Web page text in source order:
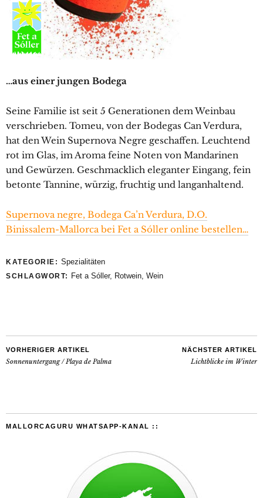
…aus einer jungen Bodega
Seine Familie ist seit 5 Generationen dem Weinbau
verschrieben. Tomeu, von der Bodegas Can Verdura,
hat den Wein Supernova Negre geschaffen. Leuchtend
rot im Glas, im Aroma feine Noten von Mandarinen
und Gewürzen. Geschmacklich eleganter Eingang, fein
betonte Tannine, würzig, fruchtig und langanhaltend.
Supernova negre, Bodega Ca’n Verdura, D.O.
Binissalem-Mallorca bei Fet a Sóller online bestellen…
KATEGORIE: Spezialitäten
SCHLAGWORT: Fet a Sóller, Rotwein, Wein
VORHERIGER ARTIKEL
Sonnenuntergang / Playa de Palma
NÄCHSTER ARTIKEL
Lichtblicke im Winter
MALLORCAGURU WHATSAPP-KANAL ::